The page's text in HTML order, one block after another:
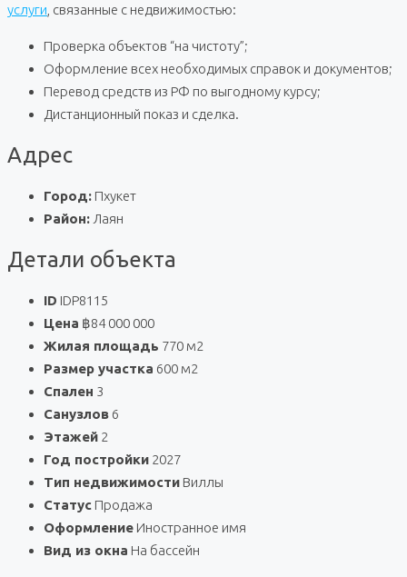
услуги , связанные с недвижимостью:
Проверка объектов “на чистоту”;
Оформление всех необходимых справок и документов;
Перевод средств из РФ по выгодному курсу;
Дистанционный показ и сделка.
Адрес
Город: Пхукет
Район: Лаян
Детали объекта
ID IDP8115
Цена ฿84 000 000
Жилая площадь 770 м2
Размер участка 600 м2
Спален 3
Санузлов 6
Этажей 2
Год постройки 2027
Тип недвижимости Виллы
Статус Продажа
Оформление Иностранное имя
Вид из окна На бассейн